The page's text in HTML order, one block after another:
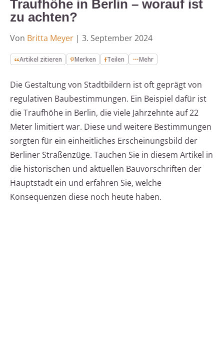
Traufhöhe in Berlin – worauf ist
zu achten?
Von Britta Meyer | 3. September 2024
Artikel zitieren Merken Teilen Mehr
Die Gestaltung von Stadtbildern ist oft geprägt von
regulativen Baubestimmungen. Ein Beispiel dafür ist
die Traufhöhe in Berlin, die viele Jahrzehnte auf 22
Meter limitiert war. Diese und weitere Bestimmungen
sorgten für ein einheitliches Erscheinungsbild der
Berliner Straßenzüge. Tauchen Sie in diesem Artikel in
die historischen und aktuellen Bauvorschriften der
Hauptstadt ein und erfahren Sie, welche
Konsequenzen diese noch heute haben.